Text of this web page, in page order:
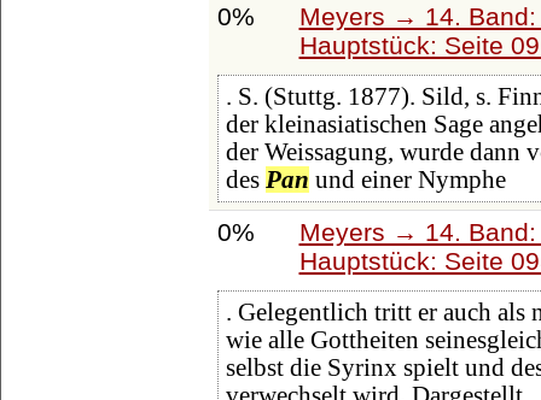
0%
Meyers → 14.
Hauptstück: Seite
. S. (Stuttg. 1877). Sild, s.
der kleinasiatischen Sage
der Weissagung, wurde dann
des Pan und einer Nymphe
0%
Meyers → 14.
Hauptstück: Seite
. Gelegentlich tritt er auch als
wie alle Gottheiten
selbst die Syrinx spielt und